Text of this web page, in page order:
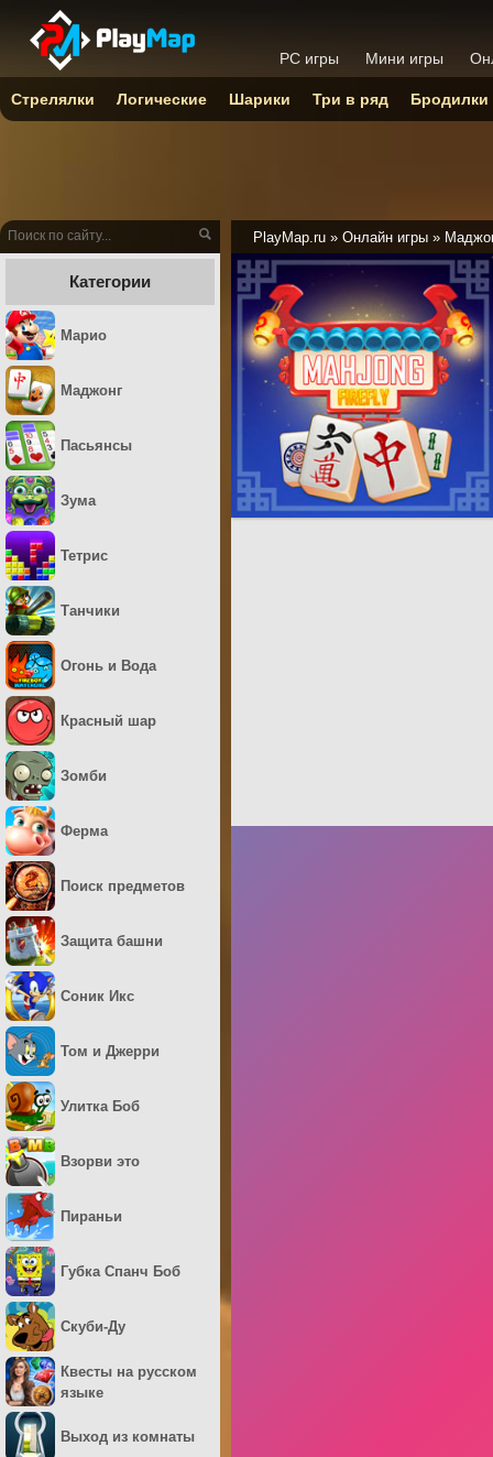
PlayMap.ru » Онлайн игры »
Категории
Марио
Маджонг
Пасьянсы
Зума
Тетрис
Танчики
Огонь и Вода
Красный шар
Зомби
Ферма
Поиск предметов
Защита башни
Соник Икс
Том и Джерри
Улитка Боб
Взорви это
Пираньи
Губка Спанч Боб
Скуби-Ду
Квесты на русском
языке
Выход из комнаты
PC игры Мини игры
Стрелялки Логические Шарики Три в ряд Бродилки